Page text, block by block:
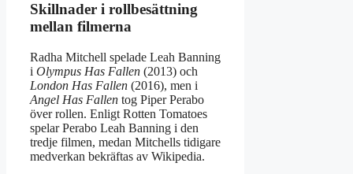
Skillnader i rollbesättning
mellan filmerna
Radha Mitchell spelade Leah Banning
i Olympus Has Fallen (2013) och
London Has Fallen (2016), men i
Angel Has Fallen tog Piper Perabo
över rollen. Enligt Rotten Tomatoes
spelar Perabo Leah Banning i den
tredje filmen, medan Mitchells tidigare
medverkan bekräftas av Wikipedia.